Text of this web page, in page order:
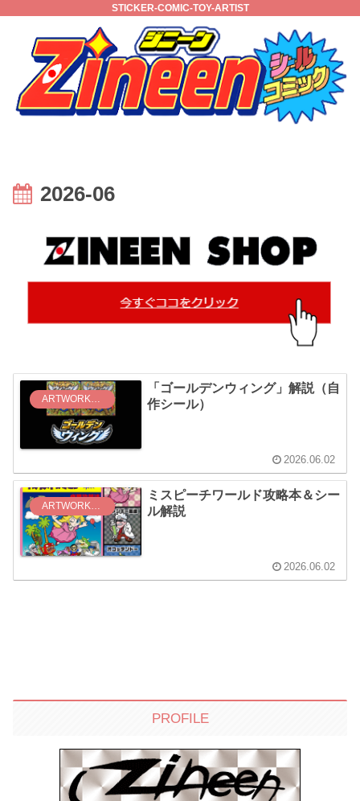
STICKER-COMIC-TOY-ARTIST
2026-06
ARTWORK（作品解説）
「ゴールデンウィング」解説（自
作シール）
2026.06.02
ARTWORK（作品解説）
ミスピーチワールド攻略本＆シー
ル解説
2026.06.02
PROFILE